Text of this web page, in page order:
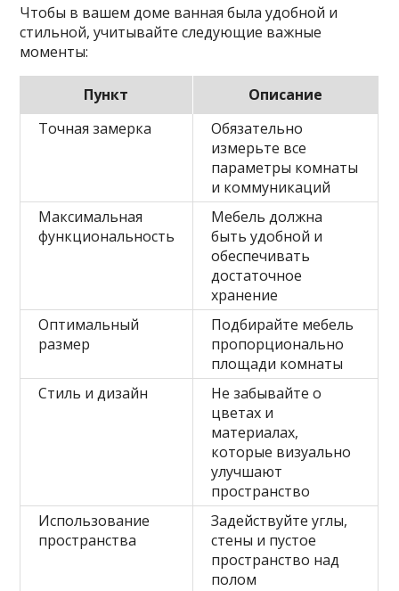
Чтобы в вашем доме ванная была удобной и
стильной, учитывайте следующие важные
моменты:
Пункт
Описание
Точная замерка
Обязательно
измерьте все
параметры комнаты
и коммуникаций
Максимальная
функциональность
Мебель должна
быть удобной и
обеспечивать
достаточное
хранение
Оптимальный
размер
Подбирайте мебель
пропорционально
площади комнаты
Стиль и дизайн
Не забывайте о
цветах и
материалах,
которые визуально
улучшают
пространство
Использование
пространства
Задействуйте углы,
стены и пустое
пространство над
полом